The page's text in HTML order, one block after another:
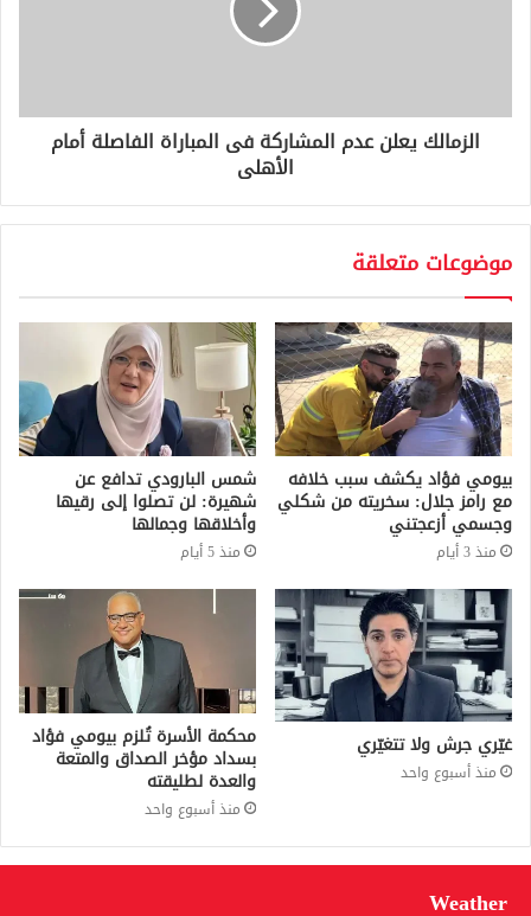
الزمالك يعلن عدم المشاركة فى المباراة الفاصلة أمام
الأهلى
موضوعات متعلقة
بيومي فؤاد يكشف سبب خلافه
مع رامز جلال: سخريته من شكلي
وجسمي أزعجتني
منذ 3 أيام
شمس البارودي تدافع عن
شهيرة: لن تصلوا إلى رقيها
وأخلاقها وجمالها
منذ 5 أيام
غيّري جرش ولا تتغيّري
منذ أسبوع واحد
محكمة الأسرة تُلزم بيومي فؤاد
بسداد مؤخر الصداق والمتعة
والعدة لطليقته
منذ أسبوع واحد
Weather